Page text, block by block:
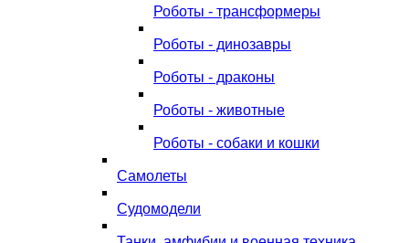
Роботы - трансформеры
Роботы - динозавры
Роботы - драконы
Роботы - животные
Роботы - собаки и кошки
Самолеты
Судомодели